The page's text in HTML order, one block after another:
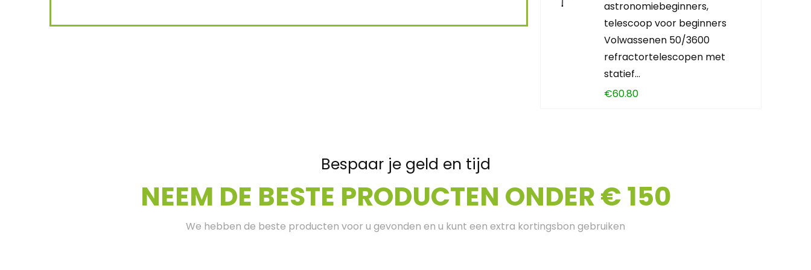
astronomiebeginners,
telescoop voor beginners
Volwassenen 50/3600
refractortelescopen met
statief…
€60.80
Bespaar je geld en tijd
NEEM DE BESTE PRODUCTEN ONDER € 150
We hebben de beste producten voor u gevonden en u kunt een extra kortingsbon gebruiken